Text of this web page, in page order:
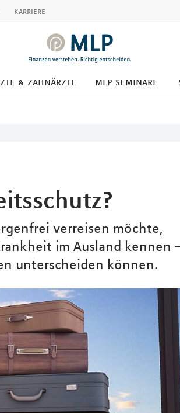
karriere
& zahnärzte mlp seminare
verreisen möchte,
im Ausland kennen
unterscheiden können.